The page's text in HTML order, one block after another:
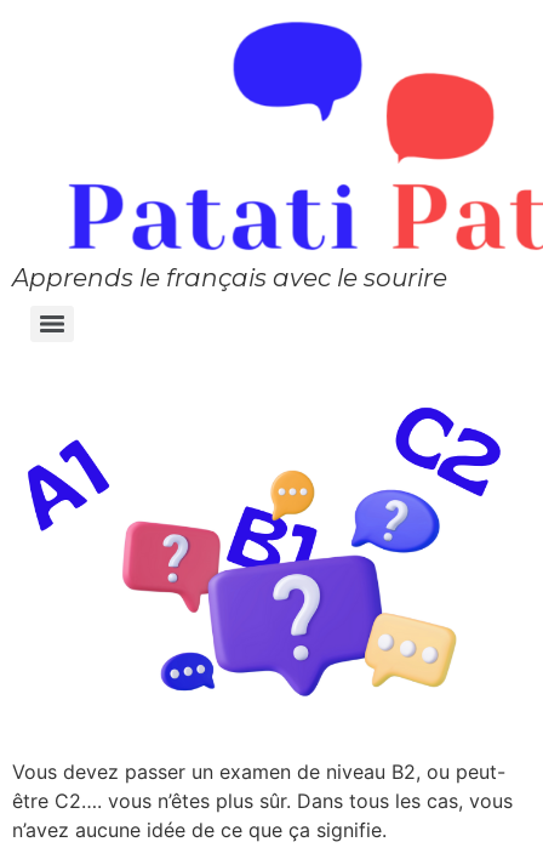
Apprends le français avec le sourire
Vous devez passer un examen de niveau B2, ou peut-
être C2…. vous n’êtes plus sûr. Dans tous les cas, vous
n’avez aucune idée de ce que ça signifie.